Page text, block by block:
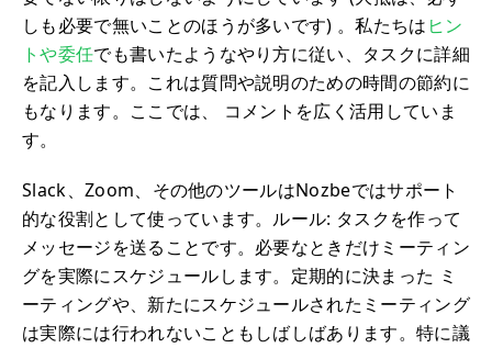
しも必要で無いことのほうが多いです) 。私たちは ヒン
トや委任でも書いたようなやり方に従い、タスクに詳細
を記入します。これは質問や説明のための時間の節約に
もなります。ここでは、 コメントを広く活用していま
す。
Slack、Zoom、その他のツールはNozbeではサポート
的な役割として使っています。ルール: タスクを作って
メッセージを送ることです。必要なときだけミーティン
グを実際にスケジュールします。定期的に決まった ミ
ーティングや、新たにスケジュールされたミーティング
は実際には行われないこともしばしばあります。特に議